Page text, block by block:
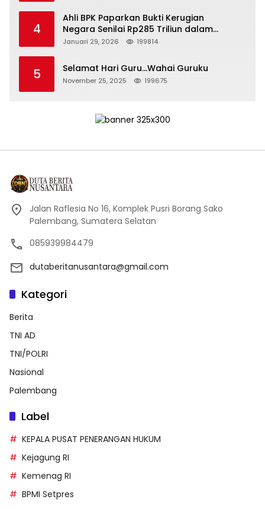
4
Ahli BPK Paparkan Bukti Kerugian
Negara Senilai Rp285 Triliun dalam
Persidangan Korupsi PT Pertamina
Januari 29, 2026 199814
5 Selamat Hari Guru…Wahai Guruku
November 25, 2025 199675
Jalan Raflesia No 16, Komplek Pusri Borang Sako
Palembang, Sumatera Selatan
085939984479
dutaberitanusantara@gmail.com
Kategori
Berita
TNI AD
TNI/POLRI
Nasional
Palembang
Label
KEPALA PUSAT PENERANGAN HUKUM
Kejagung RI
Kemenag RI
BPMI Setpres